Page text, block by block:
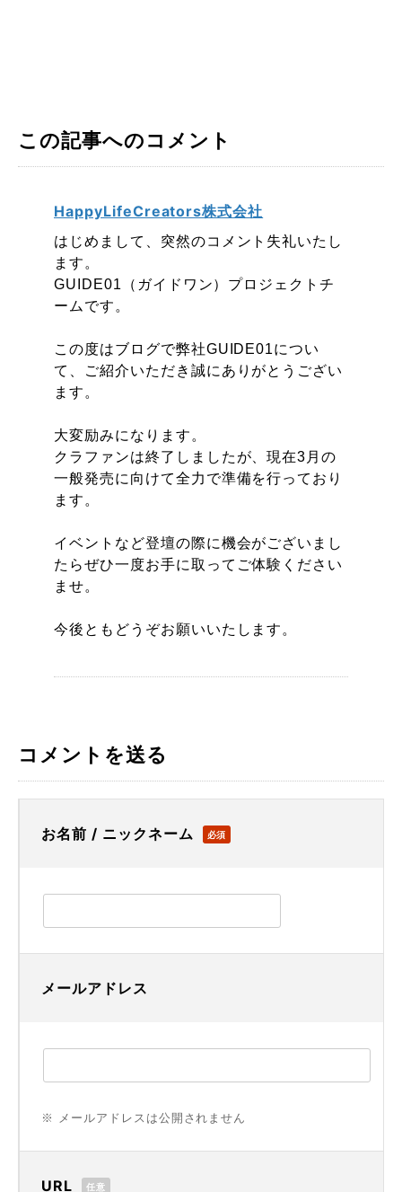
この記事へのコメント
HappyLifeCreators株式会社
はじめまして、突然のコメント失礼いたし
ます。
GUIDE01（ガイドワン）プロジェクトチ
ームです。
この度はブログで弊社GUIDE01につい
て、ご紹介いただき誠にありがとうござい
ます。
大変励みになります。
クラファンは終了しましたが、現在3月の
一般発売に向けて全力で準備を行っており
ます。
イベントなど登壇の際に機会がございまし
たらぜひ一度お手に取ってご体験ください
ませ。
今後ともどうぞお願いいたします。
コメントを送る
お名前 / ニックネーム 必須
メールアドレス
※ メールアドレスは公開されません
URL 任意